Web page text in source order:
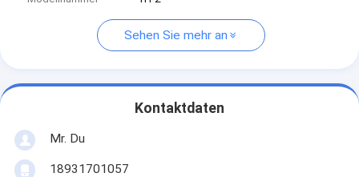
Sehen Sie mehr an
Kontaktdaten
Mr. Du
18931701057